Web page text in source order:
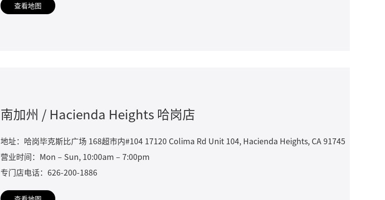
查看地图
南加州 / Hacienda Heights 哈岗店
地址：哈岗毕克斯比广场 168超市内#104 17120 Colima Rd Unit 104, Hacienda Heights, CA 91745
营业时间：Mon – Sun, 10:00am – 7:00pm
专门店电话：626-200-1886